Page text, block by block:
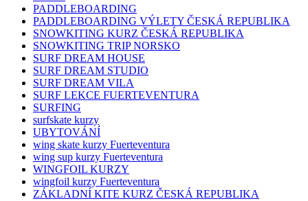
PADDLEBOARDING
PADDLEBOARDING VÝLETY ČESKÁ REPUBLIKA
SNOWKITING KURZ ČESKÁ REPUBLIKA
SNOWKITING TRIP NORSKO
SURF DREAM HOUSE
SURF DREAM STUDIO
SURF DREAM VILA
SURF LEKCE FUERTEVENTURA
SURFING
surfskate kurzy
UBYTOVÁNÍ
wing skate kurzy Fuerteventura
wing sup kurzy Fuerteventura
WINGFOIL KURZY
wingfoil kurzy Fuerteventura
ZÁKLADNÍ KITE KURZ ČESKÁ REPUBLIKA